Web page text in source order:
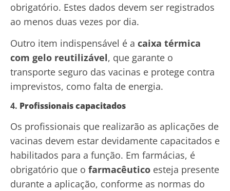
obrigatório. Estes dados devem ser registrados
ao menos duas vezes por dia.
Outro item indispensável é a caixa térmica
com gelo reutilizável, que garante o
transporte seguro das vacinas e protege contra
imprevistos, como falta de energia.
4. Profissionais capacitados
Os profissionais que realizarão as aplicações de
vacinas devem estar devidamente capacitados e
habilitados para a função. Em farmácias, é
obrigatório que o farmacêutico esteja presente
durante a aplicação, conforme as normas do